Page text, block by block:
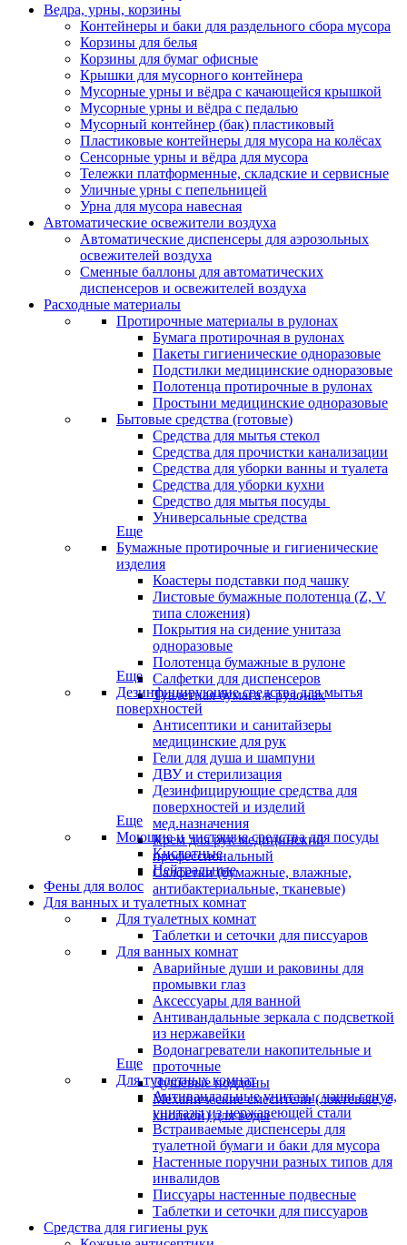
Ведра, урны, корзины
Контейнеры и баки для раздельного сбора мусора
Корзины для белья
Корзины для бумаг офисные
Крышки для мусорного контейнера
Мусорные урны и вёдра с качающейся крышкой
Мусорные урны и вёдра с педалью
Мусорный контейнер (бак) пластиковый
Пластиковые контейнеры для мусора на колёсах
Сенсорные урны и вёдра для мусора
Тележки платформенные, складские и сервисные
Уличные урны с пепельницей
Урна для мусора навесная
Автоматические освежители воздуха
Автоматические диспенсеры для аэрозольных
освежителей воздуха
Сменные баллоны для автоматических
диспенсеров и освежителей воздуха
Расходные материалы
Протирочные материалы в рулонах
Бумага протирочная в рулонах
Пакеты гигиенические одноразовые
Подстилки медицинские одноразовые
Полотенца протирочные в рулонах
Простыни медицинские одноразовые
Бытовые средства (готовые)
Средства для мытья стекол
Средства для прочистки канализации
Средства для уборки ванны и туалета
Средства для уборки кухни
Средство для мытья посуды
Универсальные средства
Еще
Бумажные протирочные и гигиенические
изделия
Коастеры подставки под чашку
Листовые бумажные полотенца (Z, V
типа сложения)
Покрытия на сидение унитаза
одноразовые
Полотенца бумажные в рулоне
Салфетки для диспенсеров
Туалетная бумага в рулонах
Еще
Дезинфицирующие средства для мытья
поверхностей
Антисептики и санитайзеры
медицинские для рук
Гели для душа и шампуни
ДВУ и стерилизация
Дезинфицирующие средства для
поверхностей и изделий
мед.назначения
Крем для рук медицинский
профессиональный
Салфетки (бумажные, влажные,
антибактериальные, тканевые)
Еще
Моющие и чистящие средства для посуды
Кислотные
Нейтральные
Фены для волос
Для ванных и туалетных комнат
Для туалетных комнат
Таблетки и сеточки для писсуаров
Для ванных комнат
Аварийные души и раковины для
промывки глаз
Аксессуары для ванной
Антивандальные зеркала с подсветкой
из нержавейки
Водонагреватели накопительные и
проточные
Душевые поддоны
Механические смесители (локтевые, с
кнопкой) для воды
Еще
Для туалетных комнат
Антивандальные унитазы, чаши генуя,
унитазы из нержавеющей стали
Встраиваемые диспенсеры для
туалетной бумаги и баки для мусора
Настенные поручни разных типов для
инвалидов
Писсуары настенные подвесные
Таблетки и сеточки для писсуаров
Средства для гигиены рук